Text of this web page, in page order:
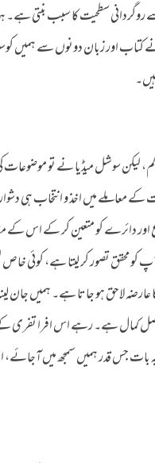
روگردانی سطحیت کا سبب بنتی
کتاب اور زبان دونوں سے ہمیں
کم، لیکن سوشل میڈیا نے تو
میں اخذ و انتخاب ہی دشوار
اور دائرے کو متعین کر کے اس کے
محقق تصور کر لیتا ہے، کوئی خاص
لاحق ہو جاتا ہے۔ ہمیں جان
کمال ہے۔ رہے اس افرا تفری کے
جس قدر ہمیں سمجھ میں آجائے،